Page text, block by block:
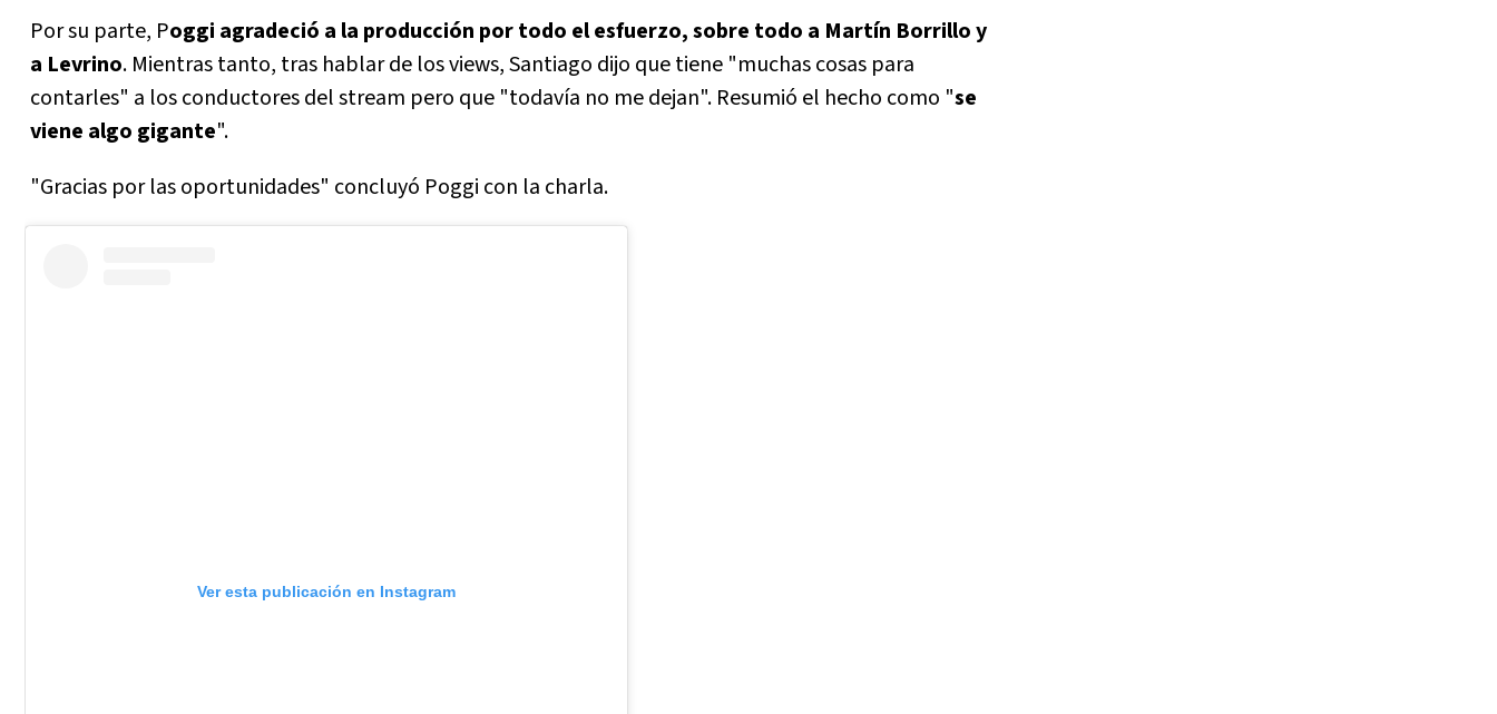
Por su parte, Poggi agradeció a la producción por todo el esfuerzo, sobre todo a Martín Borrillo y
a Levrino. Mientras tanto, tras hablar de los views, Santiago dijo que tiene "muchas cosas para
contarles" a los conductores del stream pero que "todavía no me dejan". Resumió el hecho como "se
viene algo gigante".
"Gracias por las oportunidades" concluyó Poggi con la charla.
Ver esta publicación en Instagram